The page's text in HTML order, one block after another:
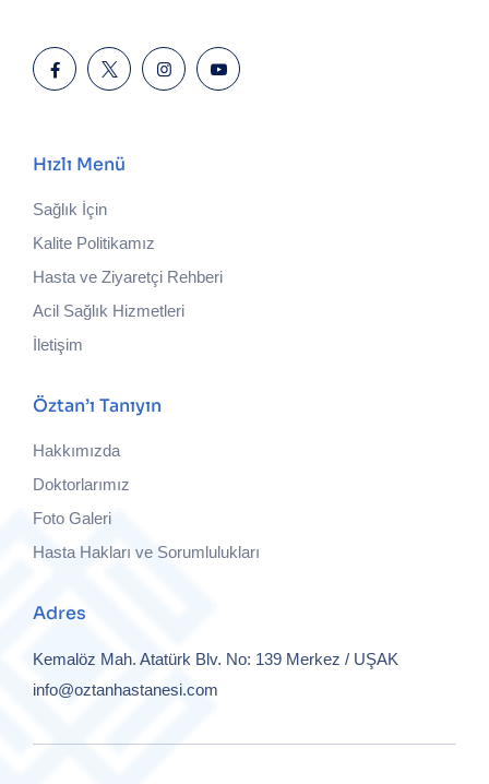
Hızlı Menü
Sağlık İçin
Kalite Politikamız
Hasta ve Ziyaretçi Rehberi
Acil Sağlık Hizmetleri
İletişim
Öztan’ı Tanıyın
Hakkımızda
Doktorlarımız
Foto Galeri
Hasta Hakları ve Sorumlulukları
Adres
Kemalöz Mah. Atatürk Blv. No: 139 Merkez / UŞAK
info@oztanhastanesi.com